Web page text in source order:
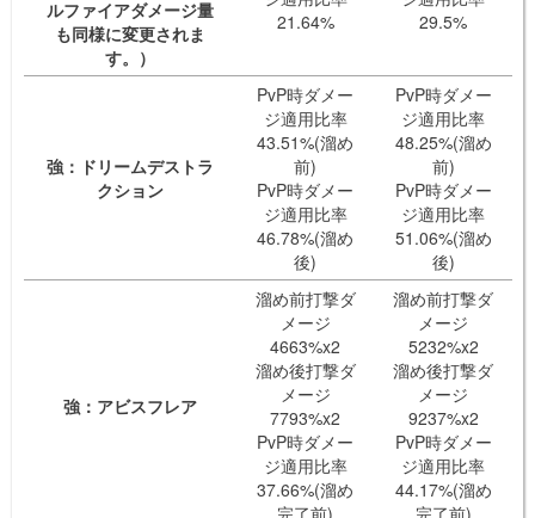
ルファイアダメージ量
も同様に変更されま
す。）
21.64%
29.5%
強：ドリームデストラ
クション
PvP時ダメー
ジ適用比率
43.51%(溜め
前)
PvP時ダメー
ジ適用比率
46.78%(溜め
後)
PvP時ダメー
ジ適用比率
48.25%(溜め
前)
PvP時ダメー
ジ適用比率
51.06%(溜め
後)
強：アビスフレア
溜め前打撃ダ
メージ
4663%x2
溜め後打撃ダ
メージ
7793%x2
PvP時ダメー
ジ適用比率
37.66%(溜め
溜め前打撃ダ
メージ
5232%x2
溜め後打撃ダ
メージ
9237%x2
PvP時ダメー
ジ適用比率
44.17%(溜め